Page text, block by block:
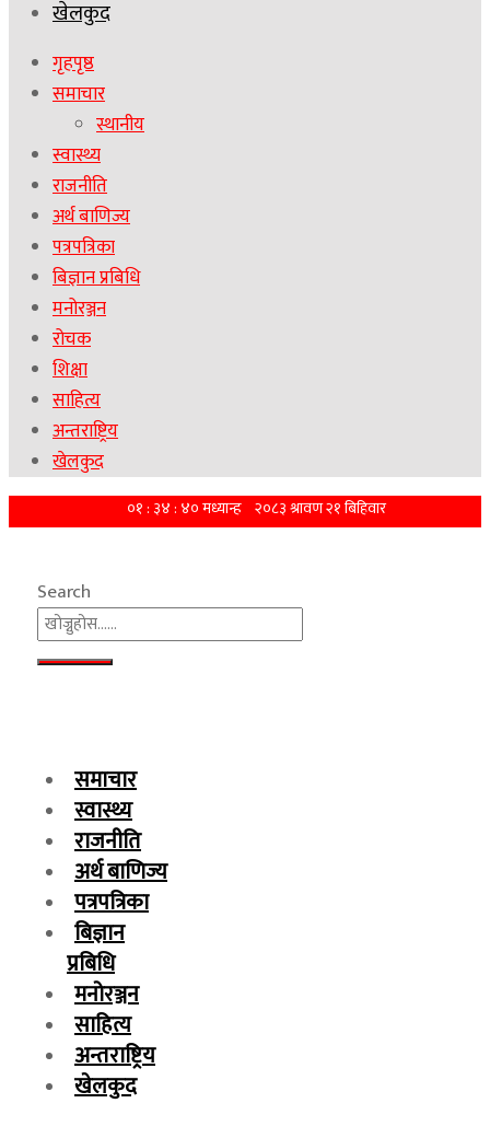
खेलकुद
गृहपृष्ठ
समाचार
स्थानीय
स्वास्थ्य
राजनीति
अर्थ बाणिज्य
पत्रपत्रिका
बिज्ञान प्रबिधि
मनोरञ्जन
रोचक
शिक्षा
साहित्य
अन्तराष्ट्रिय
खेलकुद
Search
समाचार
स्वास्थ्य
राजनीति
अर्थ बाणिज्य
पत्रपत्रिका
बिज्ञान
प्रबिधि
मनोरञ्जन
साहित्य
अन्तराष्ट्रिय
खेलकुद